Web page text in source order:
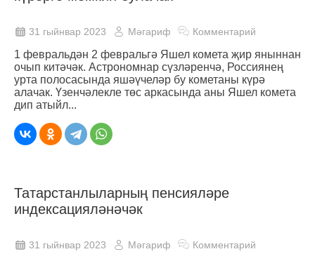
31 гыйнвар 2023 Мәгариф Комментарий
1 февральдән 2 февральгә Яшел комета җир яныннан
очып китәчәк. Астрономнар сүзләренчә, Россиянең
урта полосасында яшәүчеләр бу кометаны күрә
алачак. Үзенчәлекле төс аркасында аны Яшел комета
дип атыйл...
Татарстанлыларның пенсияләре
индексацияләнәчәк
31 гыйнвар 2023 Мәгариф Комментарий